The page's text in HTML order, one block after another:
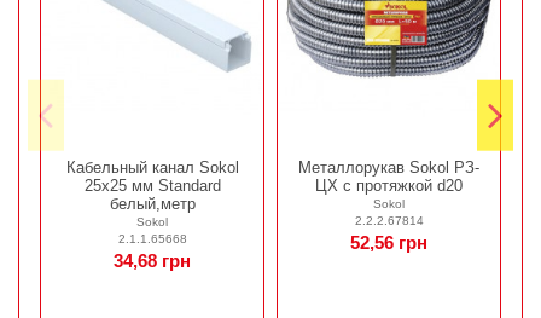
Кабельный канал Sokol
25х25 мм Standard
белый,метр
Sokol
2.1.1.65668
34,68 грн
Металлорукав Sokol РЗ-
ЦХ c протяжкой d20
Sokol
2.2.2.67814
52,56 грн